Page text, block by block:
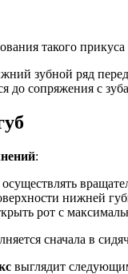
такого
зубной ряд
до сопряжения с
:
нижней
рот с
сначала в
выглядит